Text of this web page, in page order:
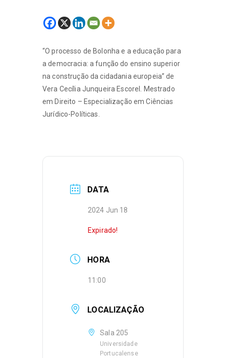
“O processo de Bolonha e a educação para
a democracia: a função do ensino superior
na construção da cidadania europeia” de
Vera Cecília Junqueira Escorel. Mestrado
em Direito – Especialização em Ciências
Jurídico-Políticas.
DATA
2024 Jun 18
Expirado!
HORA
11:00
LOCALIZAÇÃO
Sala 205
Universidade
Portucalense